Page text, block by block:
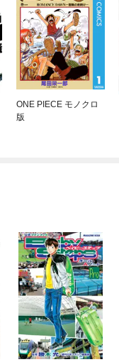
ONE PIECE モノクロ
版